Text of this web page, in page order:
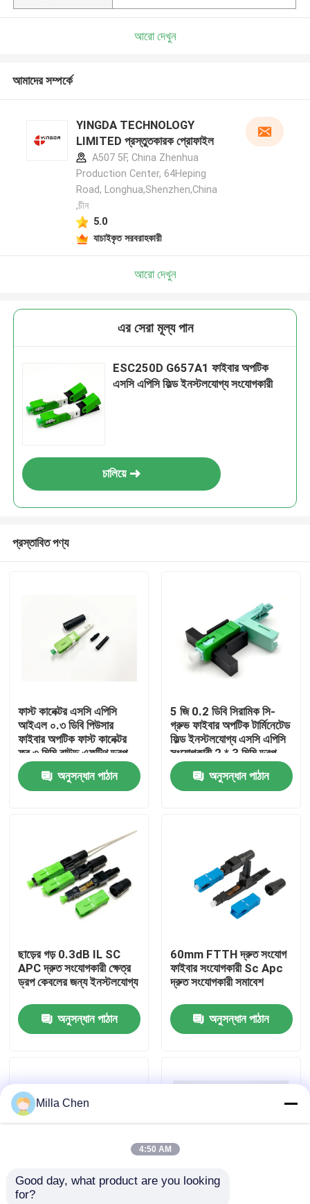
আমাদের সম্পর্কে
মান নিয়ন্ত্রণ
যোগাযোগ করুন
মামলা
ফাইবার অপটিক অবসান বক্স
আরো দেখুন
আমাদের সম্পর্কে
YINGDA TECHNOLOGY
LIMITED প্রস্তুতকারক প্রোফাইল
A507 5F, China Zhenhua
Production Center, 64Heping
Road, Longhua,Shenzhen,China
,চীন
5.0
যাচাইকৃত সরবরাহকারী
আরো দেখুন
এর সেরা মূল্য পান
ESC250D G657A1 ফাইবার অপটিক
এসসি এপিসি ফিল্ড ইনস্টলযোগ্য সংযোগকারী
চালিয়ে
প্রস্তাবিত পণ্য
ফাস্ট কানেক্টর এসসি এপিসি
আইএল ০.৩ ডিবি পিউসার
ফাইবার অপটিক ফাস্ট কানেক্টর
ফর ৩ মিমি রাউন্ড এফটিথ ড্রপ
ক্যাবল
অনুসন্ধান পাঠান
5 জি 0.2 ডিবি সিরামিক সি-
গ্রুভ ফাইবার অপটিক টার্মিনেটেড
ফিল্ড ইনস্টলযোগ্য এসসি এপিসি
সংযোগকারী 2 * 3 মিমি ড্রপ
কেবল
অনুসন্ধান পাঠান
ছাড়ের গড় 0.3dB IL SC
APC দ্রুত সংযোগকারী ক্ষেত্র
ড্রপ কেবলের জন্য ইনস্টলযোগ্য
অনুসন্ধান পাঠান
60mm FTTH দ্রুত সংযোগ
ফাইবার সংযোগকারী Sc Apc
দ্রুত সংযোগকারী সমাবেশ
অনুসন্ধান পাঠান
Single Mode Assembly
Milla Chen
4:50 AM
Good day, what product are you looking
for?